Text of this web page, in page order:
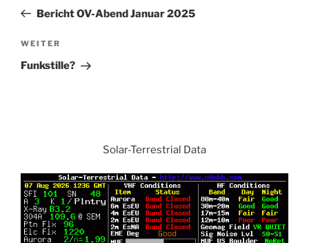
Beitrag
Bericht OV-Abend Januar 2025
Nächster
Beitrag
WEITER
Funkstille?
Solar-Terrestrial Data